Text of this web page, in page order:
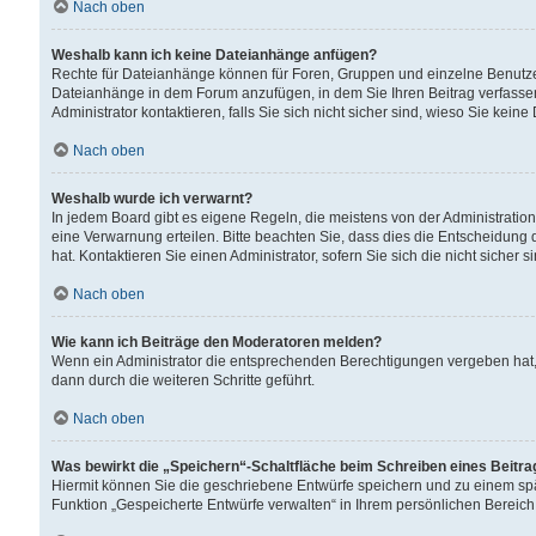
Nach oben
Weshalb kann ich keine Dateianhänge anfügen?
Rechte für Dateianhänge können für Foren, Gruppen und einzelne
Dateianhänge in dem Forum anzufügen, in dem Sie Ihren Beitrag
Administrator kontaktieren, falls Sie sich nicht sicher sind, wieso Sie
Nach oben
Weshalb wurde ich verwarnt?
In jedem Board gibt es eigene Regeln, die meistens von der
eine Verwarnung erteilen. Bitte beachten Sie, dass dies die
hat. Kontaktieren Sie einen Administrator, sofern Sie sich die nicht sicher
Nach oben
Wie kann ich Beiträge den Moderatoren melden?
Wenn ein Administrator die entsprechenden Berechtigungen vergeben
dann durch die weiteren Schritte geführt.
Nach oben
Was bewirkt die „Speichern“-Schaltfläche beim Schreiben eines
Hiermit können Sie die geschriebene Entwürfe speichern und zu einem
Funktion „Gespeicherte Entwürfe verwalten“ in Ihrem persönlichen